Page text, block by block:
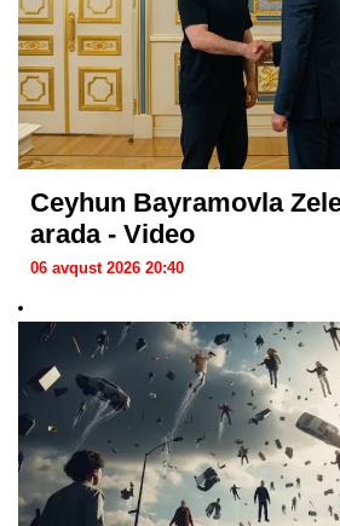
Ceyhun Bayramovla
arada - Video
06 avqust 2026 20:40